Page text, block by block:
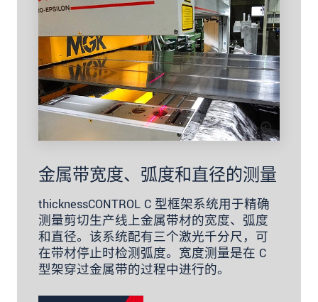
金属带宽度、弧度和直径的测量
thicknessCONTROL C 型框架系统用于精确
测量剪切生产线上金属带材的宽度、弧度
和直径。该系统配有三个激光千分尺，可
在带材停止时检测弧度。宽度测量是在 C
型架穿过金属带的过程中进行的。